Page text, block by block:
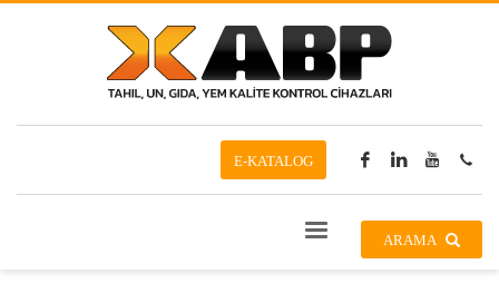
E-KATALOG
ARAMA